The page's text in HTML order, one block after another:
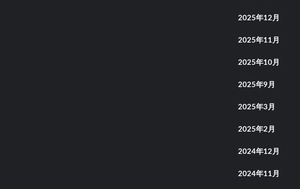
2025年12月
2025年11月
2025年10月
2025年9月
2025年3月
2025年2月
2024年12月
2024年11月